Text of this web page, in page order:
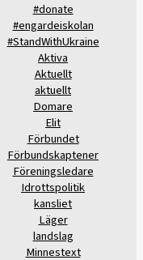
#donate
#engardeiskolan
#StandWithUkraine
Aktiva
Aktuellt
aktuellt
Domare
Elit
Förbundet
Förbundskaptener
Föreningsledare
Idrottspolitik
kansliet
Läger
landslag
Minnestext